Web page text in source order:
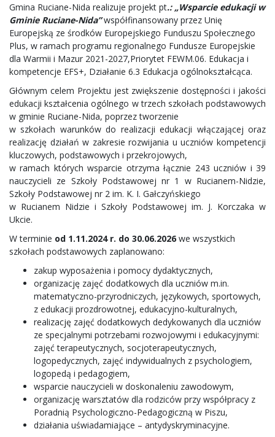
Gmina Ruciane-Nida realizuje projekt pt.: „Wsparcie edukacji w
Gminie Ruciane-Nida”współfinansowany przez Unię
Europejską ze środków Europejskiego Funduszu Społecznego
Plus, w ramach programu regionalnego Fundusze Europejskie
dla Warmii i Mazur 2021-2027,Priorytet FEWM.06. Edukacja i
kompetencje EFS+, Działanie 6.3 Edukacja ogólnokształcąca.
Głównym celem Projektu jest zwiększenie dostępności i jakości
edukacji kształcenia ogólnego w trzech szkołach podstawowych
w gminie Ruciane-Nida, poprzez tworzenie
w szkołach warunków do realizacji edukacji włączającej oraz
realizację działań w zakresie rozwijania u uczniów kompetencji
kluczowych, podstawowych i przekrojowych,
w ramach których wsparcie otrzyma łącznie 243 uczniów i 39
nauczycieli ze Szkoły Podstawowej nr 1 w Rucianem-Nidzie,
Szkoły Podstawowej nr 2 im. K. I. Gałczyńskiego
w Rucianem Nidzie i Szkoły Podstawowej im. J. Korczaka w
Ukcie.
W terminie od 1.11.2024 r. do 30.06.2026 we wszystkich
szkołach podstawowych zaplanowano:
zakup wyposażenia i pomocy dydaktycznych,
organizację zajęć dodatkowych dla uczniów m.in.
matematyczno-przyrodniczych, językowych, sportowych,
z edukacji prozdrowotnej, edukacyjno-kulturalnych,
realizację zajęć dodatkowych dedykowanych dla uczniów
ze specjalnymi potrzebami rozwojowymi i edukacyjnymi:
zajęć terapeutycznych, socjoterapeutycznych,
logopedycznych, zajęć indywidualnych z psychologiem,
logopedą i pedagogiem,
wsparcie nauczycieli w doskonaleniu zawodowym,
organizację warsztatów dla rodziców przy współpracy z
Poradnią Psychologiczno-Pedagogiczną w Piszu,
działania uświadamiające – antydyskryminacyjne.